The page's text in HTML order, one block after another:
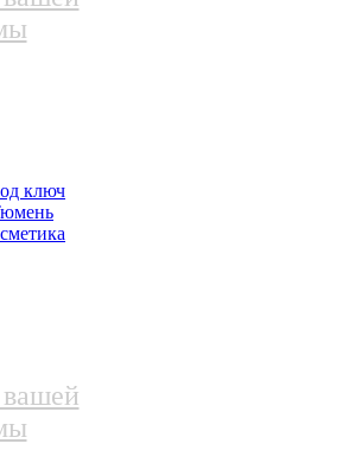
ключ